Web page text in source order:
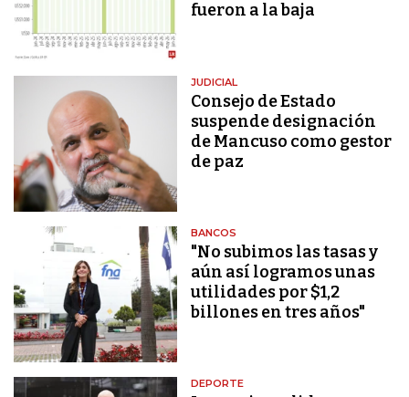
fueron a la baja
JUDICIAL
Consejo de Estado
suspende designación
de Mancuso como gestor
de paz
BANCOS
"No subimos las tasas y
aún así logramos unas
utilidades por $1,2
billones en tres años"
DEPORTE